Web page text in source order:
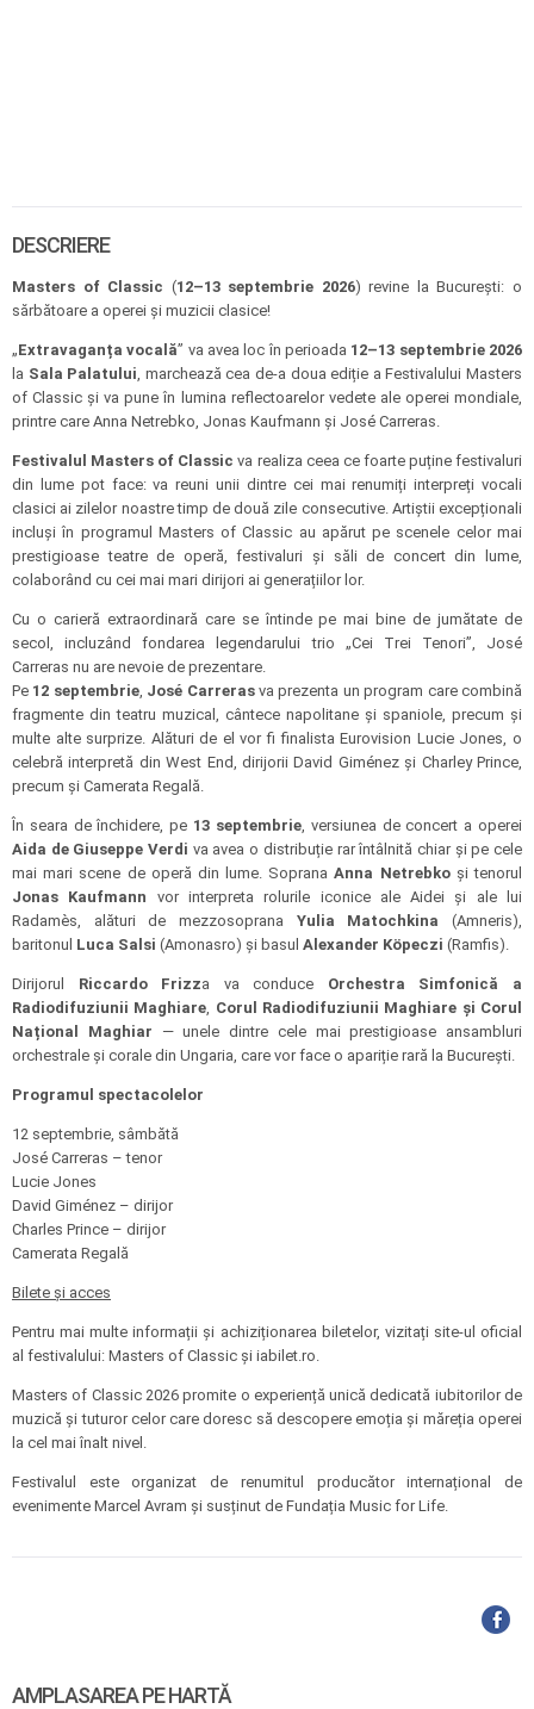
DESCRIERE
Masters of Classic (12–13 septembrie 2026) revine la București: o
sărbătoare a operei și muzicii clasice!
„Extravaganța vocală” va avea loc în perioada 12–13 septembrie 2026
la Sala Palatului, marchează cea de-a doua ediție a Festivalului Masters
of Classic și va pune în lumina reflectoarelor vedete ale operei mondiale,
printre care Anna Netrebko, Jonas Kaufmann și José Carreras.
Festivalul Masters of Classic va realiza ceea ce foarte puține festivaluri
din lume pot face: va reuni unii dintre cei mai renumiți interpreți vocali
clasici ai zilelor noastre timp de două zile consecutive. Artiștii excepționali
incluși în programul Masters of Classic au apărut pe scenele celor mai
prestigioase teatre de operă, festivaluri și săli de concert din lume,
colaborând cu cei mai mari dirijori ai generațiilor lor.
Cu o carieră extraordinară care se întinde pe mai bine de jumătate de
secol, incluzând fondarea legendarului trio „Cei Trei Tenori”, José
Carreras nu are nevoie de prezentare.
Pe 12 septembrie, José Carrerasva prezenta un program care combină
fragmente din teatru muzical, cântece napolitane și spaniole, precum și
multe alte surprize. Alături de el vor fi finalista Eurovision Lucie Jones, o
celebră interpretă din West End, dirijorii David Giménez și Charley Prince,
precum și Camerata Regală.
În seara de închidere, pe 13 septembrie, versiunea de concert a operei
Aida de Giuseppe Verdi va avea o distribuție rar întâlnită chiar și pe cele
mai mari scene de operă din lume. SopranaAnna Netrebkoși tenorul
Jonas Kaufmann vor interpreta rolurile iconice ale Aidei și ale lui
Radamès, alături de mezzosoprana Yulia Matochkina (Amneris),
baritonul Luca Salsi (Amonasro) și basul Alexander Köpeczi (Ramfis).
Dirijorul Riccardo Frizza va conduce Orchestra Simfonică a
Radiodifuziunii Maghiare, Corul Radiodifuziunii Maghiare și Corul
Național Maghiar — unele dintre cele mai prestigioase ansambluri
orchestrale și corale din Ungaria, care vor face o apariție rară la București.
Programul spectacolelor
12 septembrie, sâmbătă
José Carreras – tenor
Lucie Jones
David Giménez – dirijor
Charles Prince – dirijor
Camerata Regală
Bilete și acces
Pentru mai multe informații și achiziționarea biletelor, vizitați site-ul oficial
al festivalului: Masters of Classic și iabilet.ro.
Masters of Classic 2026 promite o experiență unică dedicată iubitorilor de
muzică și tuturor celor care doresc să descopere emoția și măreția operei
la cel mai înalt nivel.
Festivalul este organizat de renumitul producător internațional de
evenimente Marcel Avram și susținut de Fundația Music for Life.
AMPLASAREA PE HARTĂ